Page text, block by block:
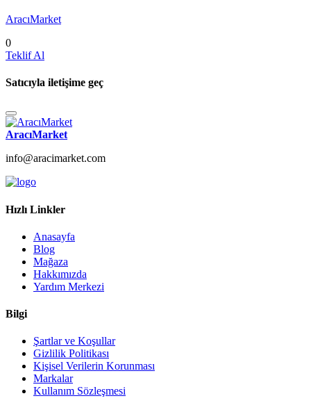
AracıMarket
0
Teklif Al
Satıcıyla iletişime geç
AracıMarket
info@aracimarket.com
Hızlı Linkler
Anasayfa
Blog
Mağaza
Hakkımızda
Yardım Merkezi
Bilgi
Şartlar ve Koşullar
Gizlilik Politikası
Kişisel Verilerin Korunması
Markalar
Kullanım Sözleşmesi